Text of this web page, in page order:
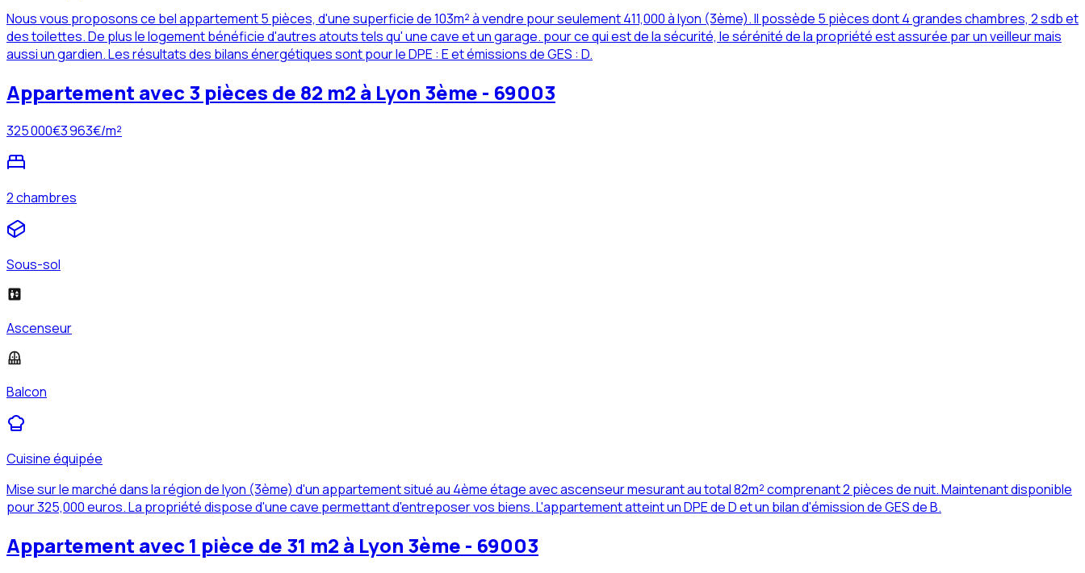
Nous vous proposons ce bel appartement 5 pièces, d'une superficie de 103m² à vendre pour seulement 411,000 à lyon (3ème). Il possède 5 pièces dont 4 grandes chambres, 2 sdb et
des toilettes. De plus le logement bénéficie d'autres atouts tels qu' une cave et un garage. pour ce qui est de la sécurité, le sérénité de la propriété est assurée par un veilleur mais
aussi un gardien. Les résultats des bilans énergétiques sont pour le DPE : E et émissions de GES : D.
Appartement avec 3 pièces de 82 m2 à Lyon 3ème - 69003
325 000€3 963€/m²
2 chambres
Sous-sol
Ascenseur
Balcon
Cuisine équipée
Mise sur le marché dans la région de lyon (3ème) d'un appartement situé au 4ème étage avec ascenseur mesurant au total 82m² comprenant 2 pièces de nuit. Maintenant disponible
pour 325,000 euros. La propriété dispose d'une cave permettant d'entreposer vos biens. L'appartement atteint un DPE de D et un bilan d'émission de GES de B.
Appartement avec 1 pièce de 31 m2 à Lyon 3ème - 69003